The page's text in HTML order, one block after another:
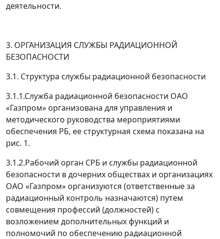
деятельности.
3. ОРГАНИЗАЦИЯ СЛУЖБЫ РАДИАЦИОННОЙ
БЕЗОПАСНОСТИ
3.1. Структура службы радиационной безопасности
3.1.1.Служба радиационной безопасности ОАО
«Газпром» организована для управления и
методического руководства мероприятиями
обеспечения РБ, ее структурная схема показана на
рис. 1.
3.1.2.Рабочий орган СРБ и службы радиационной
безопасности в дочерних обществах и организациях
ОАО «Газпром» организуются (ответственные за
радиационный контроль назначаются) путем
совмещения профессий (должностей) с
возложением дополнительных функций и
полномочий по обеспечению радиационной